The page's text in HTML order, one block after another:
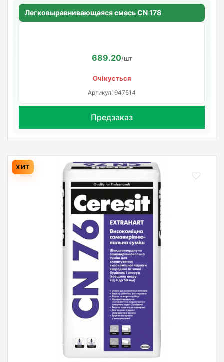
Легковыравнивающаяся смесь CN 178
689.20/шт
Очікується
Артикул: 947514
Предзаказ
ХИТ